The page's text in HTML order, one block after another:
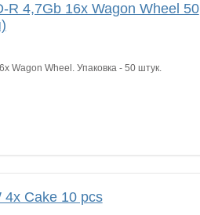
R 4,7Gb 16x Wagon Wheel 50
Wagon Wheel. Упаковка - 50 штук.
4x Cake 10 pcs